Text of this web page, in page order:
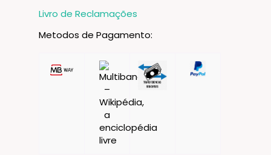
Livro de Reclamações
Metodos de Pagamento: